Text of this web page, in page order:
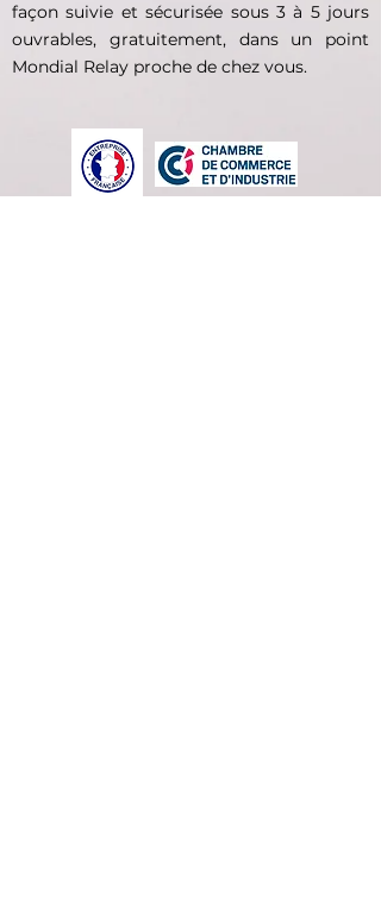
façon suivie et sécurisée sous 3 à 5 jours
ouvrables, gratuitement, dans un point
Mondial Relay proche de chez vous.